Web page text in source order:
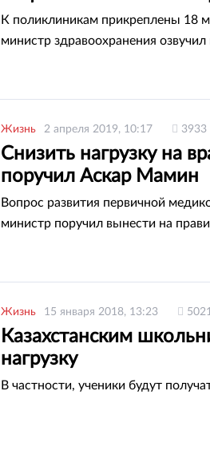
К поликлиникам прикреплены 18
министр здравоохранения озвучил
Жизнь 2 апреля 2019, 10:17 3933
Снизить нагрузку на
поручил Аскар Мамин
Вопрос развития первичной
министр поручил вынести на
Жизнь 15 января 2018, 13:23
Казахстанским
нагрузку
В частности, ученики будут